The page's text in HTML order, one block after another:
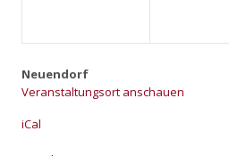
Neuendorf
Veranstaltungsort anschauen
iCal